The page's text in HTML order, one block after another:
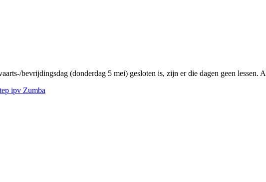
bevrijdingsdag (donderdag 5 mei) gesloten is, zijn er die dagen geen lessen.
ipv Zumba